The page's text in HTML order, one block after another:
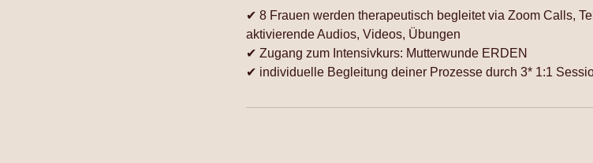
e
t
✔ 8 Frauen werden therapeutisch begleitet via Zoom Calls,
aktivierende Audios, Videos, Übungen
✔ Zugang zum Intensivkurs: Mutterwunde ERDEN
✔ individuelle Begleitung deiner Prozesse durch 3* 1:1